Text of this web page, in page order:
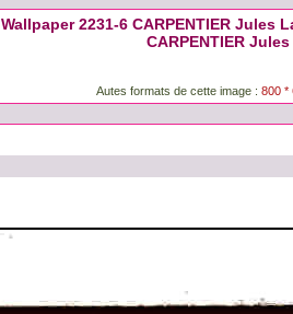
Wallpaper 2231-6 CARPENTIER Jules
CARPENTIER
Autes formats de cette image : 800 *